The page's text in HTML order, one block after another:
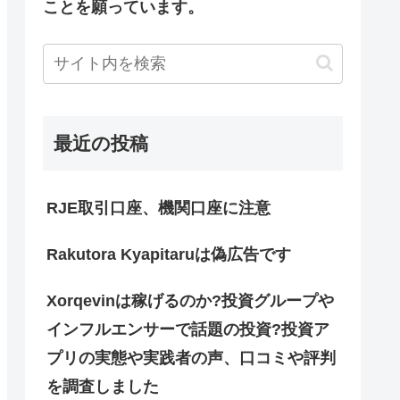
ことを願っています。
最近の投稿
RJE取引口座、機関口座に注意
Rakutora Kyapitaruは偽広告です
Xorqevinは稼げるのか?投資グループや
インフルエンサーで話題の投資?投資ア
プリの実態や実践者の声、口コミや評判
を調査しました